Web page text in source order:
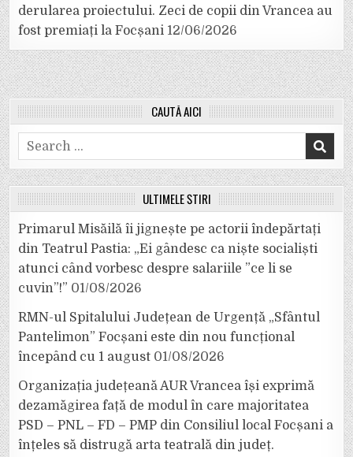
derularea proiectului. Zeci de copii din Vrancea au
fost premiați la Focșani 12/06/2026
CAUTĂ AICI
Search
for:
ULTIMELE ȘTIRI
Primarul Misăilă îi jignește pe actorii îndepărtați
din Teatrul Pastia: „Ei gândesc ca niște socialiști
atunci când vorbesc despre salariile ”ce li se
cuvin”!” 01/08/2026
RMN-ul Spitalului Județean de Urgență „Sfântul
Pantelimon” Focșani este din nou funcțional
începând cu 1 august 01/08/2026
Organizația județeană AUR Vrancea își exprimă
dezamăgirea față de modul în care majoritatea
PSD – PNL – FD – PMP din Consiliul local Focșani a
înțeles să distrugă arta teatrală din județ.